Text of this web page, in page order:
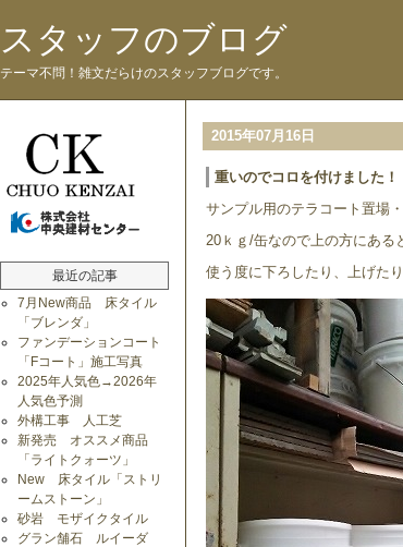
スタッフのブログ
テーマ不問！雑文だらけのスタッフブログです。
最近の記事
7月New商品 床タイル
「ブレンダ」
ファンデーションコート
「Fコート」施工写真
2025年人気色→2026年
人気色予測
外構工事 人工芝
新発売 オススメ商品
「ライトクォーツ」
New 床タイル「ストリ
ームストーン」
砂岩 モザイクタイル
グラン舗石 ルイーダ
2015年07月16日
重いのでコロを付けました！
サンプル用のテラコート置場・
20ｋｇ/缶なので上の方にある
使う度に下ろしたり、上げた